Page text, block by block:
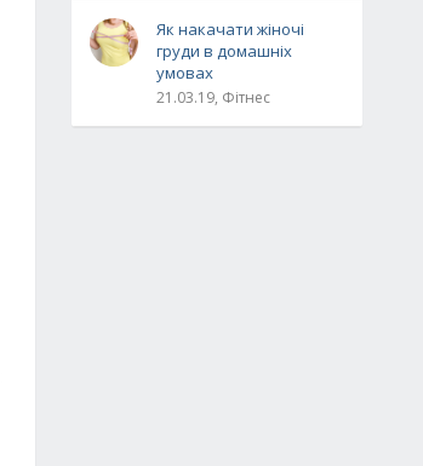
Як накачати жіночі
груди в домашніх
умовах
21.03.19, Фітнес